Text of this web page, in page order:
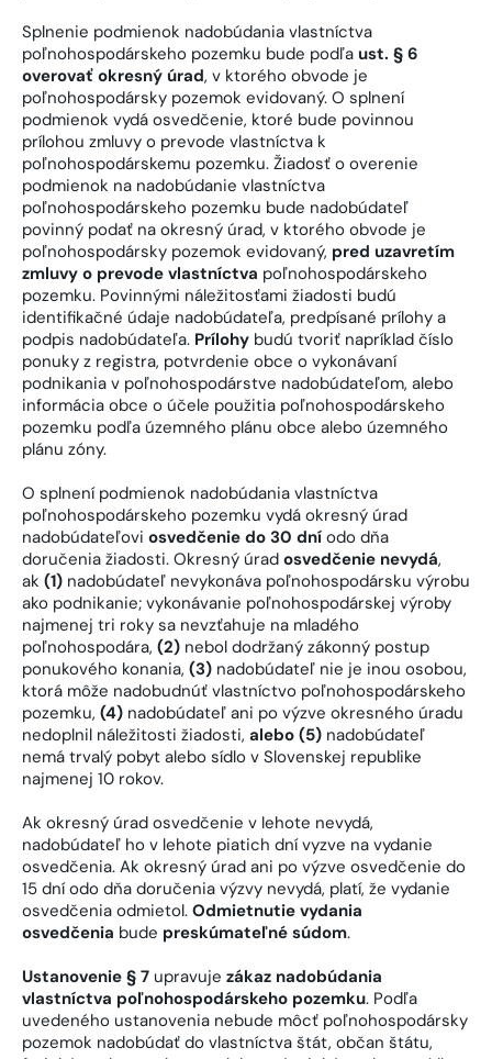
Splnenie podmienok nadobúdania vlastníctva
poľnohospodárskeho pozemku bude podľa ust. § 6
overovať okresný úrad, v ktorého obvode je
poľnohospodársky pozemok evidovaný. O splnení
podmienok vydá osvedčenie, ktoré bude povinnou
prílohou zmluvy o prevode vlastníctva k
poľnohospodárskemu pozemku. Žiadosť o overenie
podmienok na nadobúdanie vlastníctva
poľnohospodárskeho pozemku bude nadobúdateľ
povinný podať na okresný úrad, v ktorého obvode je
poľnohospodársky pozemok evidovaný, pred uzavretím
zmluvy o prevode vlastníctva poľnohospodárskeho
pozemku. Povinnými náležitosťami žiadosti budú
identifikačné údaje nadobúdateľa, predpísané prílohy a
podpis nadobúdateľa. Prílohy budú tvoriť napríklad číslo
ponuky z registra, potvrdenie obce o vykonávaní
podnikania v poľnohospodárstve nadobúdateľom, alebo
informácia obce o účele použitia poľnohospodárskeho
pozemku podľa územného plánu obce alebo územného
plánu zóny.
O splnení podmienok nadobúdania vlastníctva
poľnohospodárskeho pozemku vydá okresný úrad
nadobúdateľovi osvedčenie do 30 dní odo dňa
doručenia žiadosti. Okresný úrad osvedčenie nevydá,
ak (1) nadobúdateľ nevykonáva poľnohospodársku výrobu
ako podnikanie; vykonávanie poľnohospodárskej výroby
najmenej tri roky sa nevzťahuje na mladého
poľnohospodára, (2) nebol dodržaný zákonný postup
ponukového konania, (3) nadobúdateľ nie je inou osobou,
ktorá môže nadobudnúť vlastníctvo poľnohospodárskeho
pozemku, (4) nadobúdateľ ani po výzve okresného úradu
nedoplnil náležitosti žiadosti, alebo (5) nadobúdateľ
nemá trvalý pobyt alebo sídlo v Slovenskej republike
najmenej 10 rokov.
Ak okresný úrad osvedčenie v lehote nevydá,
nadobúdateľ ho v lehote piatich dní vyzve na vydanie
osvedčenia. Ak okresný úrad ani po výzve osvedčenie do
15 dní odo dňa doručenia výzvy nevydá, platí, že vydanie
osvedčenia odmietol. Odmietnutie vydania
osvedčenia bude preskúmateľné súdom.
Ustanovenie § 7 upravuje zákaz nadobúdania
vlastníctva poľnohospodárskeho pozemku. Podľa
uvedeného ustanovenia nebude môcť poľnohospodársky
pozemok nadobúdať do vlastníctva štát, občan štátu,